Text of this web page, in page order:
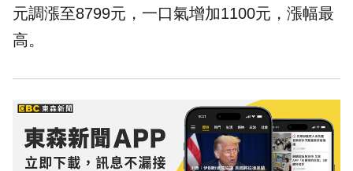
元調漲至8799元，一口氣增加1100元，漲幅最
高。